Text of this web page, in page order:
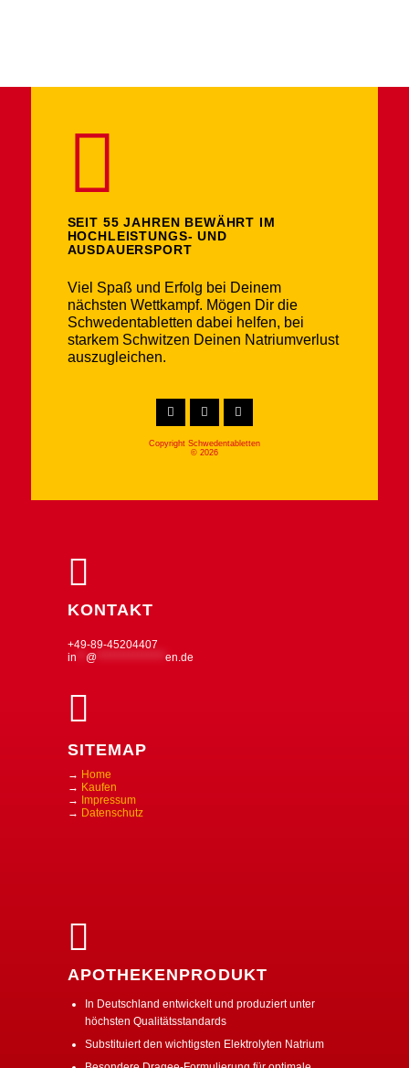
SEIT 55 JAHREN BEWÄHRT IM
HOCHLEISTUNGS- UND
AUSDAUERSPORT
Viel Spaß und Erfolg bei Deinem
nächsten Wettkampf. Mögen Dir die
Schwedentabletten dabei helfen, bei
starkem Schwitzen Deinen Natriumverlust
auszugleichen.
Copyright Schwedentabletten
© 2026
KONTAKT
+49-89-45204407
in
@*************** en.de
SITEMAP
→ Home
→ Kaufen
→ Impressum
→ Datenschutz
APOTHEKENPRODUKT
In Deutschland entwickelt und produziert unter
höchsten Qualitätsstandards
Substituiert den wichtigsten Elektrolyten Natrium